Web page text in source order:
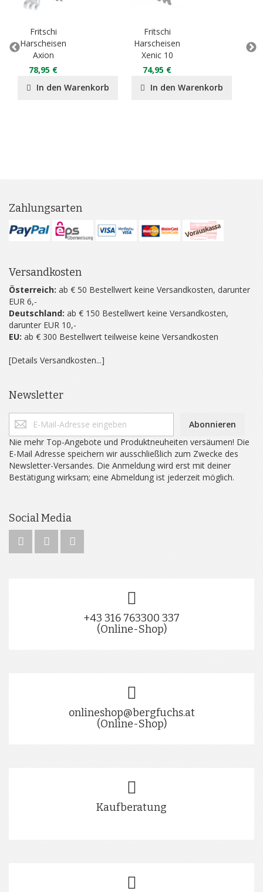
Fritschi
Harscheisen
Axion
78,95 €
In den Warenkorb
Fritschi
Harscheisen
Xenic 10
74,95 €
In den Warenkorb
Zahlungsarten
Versandkosten
Österreich: ab € 50 Bestellwert keine Versandkosten, darunter
EUR 6,-
Deutschland: ab € 150 Bestellwert keine Versandkosten,
darunter EUR 10,-
EU: ab € 300 Bestellwert teilweise keine Versandkosten
[Details Versandkosten...]
Newsletter
Abonnieren
Nie mehr Top-Angebote und Produktneuheiten versäumen! Die
E-Mail Adresse speichern wir ausschließlich zum Zwecke des
Newsletter-Versandes. Die Anmeldung wird erst mit deiner
Bestätigung wirksam; eine Abmeldung ist jederzeit möglich.
Social Media
+43 316 763300 337
(Online-Shop)
onlineshop@bergfuchs.at
(Online-Shop)
Kaufberatung